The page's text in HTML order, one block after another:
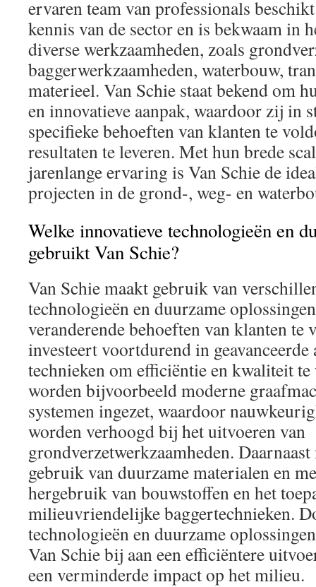
ervaren team van professionals
kennis van de sector en is bekwaam in
diverse werkzaamheden, zoals
baggerwerkzaamheden, waterbouw,
materieel. Van Schie staat bekend om
en innovatieve aanpak, waardoor zij in
specifieke behoeften van klanten te
resultaten te leveren. Met hun brede
jarenlange ervaring is Van Schie de
projecten in de grond-, weg- en
Welke innovatieve technologieën en
gebruikt Van Schie?
Van Schie maakt gebruik van
technologieën en duurzame
veranderende behoeften van klanten
investeert voortdurend in geavanceerde
technieken om efficiëntie en kwaliteit
worden bijvoorbeeld moderne
systemen ingezet, waardoor
worden verhoogd bij het uitvoeren van
grondverzetwerkzaamheden.
gebruik van duurzame materialen en
hergebruik van bouwstoffen en het
milieuvriendelijke baggertechnieken.
technologieën en duurzame
Van Schie bij aan een efficiëntere
een verminderde impact op het milieu.